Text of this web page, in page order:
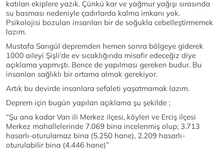
katılan ekiplere yazık. Çünkü kar ve yağmur yağışı sırasında
su basması nedeniyle çadırlarda kalma imkanı yok.
Psikolojisi bozulan insanları bir de soğukla cebelleştirmemek
lazım.
Mustafa Sarıgül depremden hemen sonra bölgeye giderek
1000 aileyi Şişli'de ev sıcaklığında misafir edeceğiz diye
açıklama yapmıştı. Bence de yapılması gereken budur. Bu
insanları sağlıklı bir ortama almak gerekiyor.
Artık bu devirde insanlara sefaleti yaşatmamak lazım.
Deprem için bugün yapılan açıklama şu şekilde ;
“Şu ana kadar Van ili Merkez ilçesi, köyleri ve Erciş ilçesi
Merkez mahallelerinde 7.069 bina incelenmiş olup; 3.713
hasarlı-oturulamaz bina (5.250 hane), 2.209 hasarlı-
oturulabilir bina (4.446 hane)”